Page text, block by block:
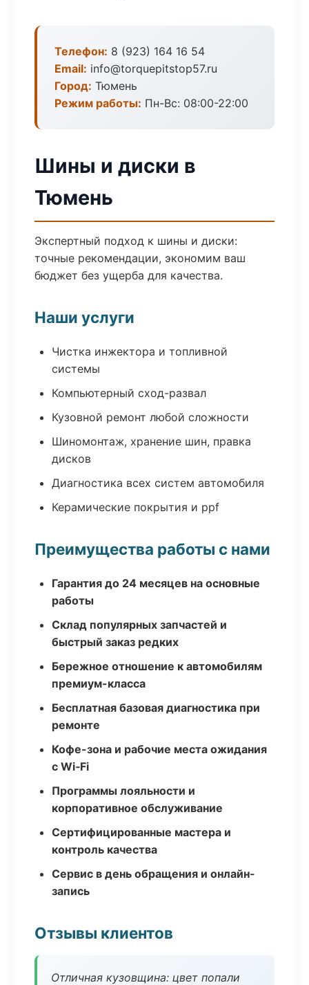
Телефон: 8 (923) 164 16 54
Email: info@torquepitstop57.ru
Город: Тюмень
Режим работы: Пн-Вс: 08:00-22:00
Шины и диски в
Тюмень
Экспертный подход к шины и диски:
точные рекомендации, экономим ваш
бюджет без ущерба для качества.
Наши услуги
Чистка инжектора и топливной
системы
Компьютерный сход-развал
Кузовной ремонт любой сложности
Шиномонтаж, хранение шин, правка
дисков
Диагностика всех систем автомобиля
Керамические покрытия и ppf
Преимущества работы с нами
Гарантия до 24 месяцев на основные
работы
Склад популярных запчастей и
быстрый заказ редких
Бережное отношение к автомобилям
премиум-класса
Бесплатная базовая диагностика при
ремонте
Кофе-зона и рабочие места ожидания
с Wi‑Fi
Программы лояльности и
корпоративное обслуживание
Сертифицированные мастера и
контроль качества
Сервис в день обращения и онлайн-
запись
Отзывы клиентов
Отличная кузовщина: цвет попали